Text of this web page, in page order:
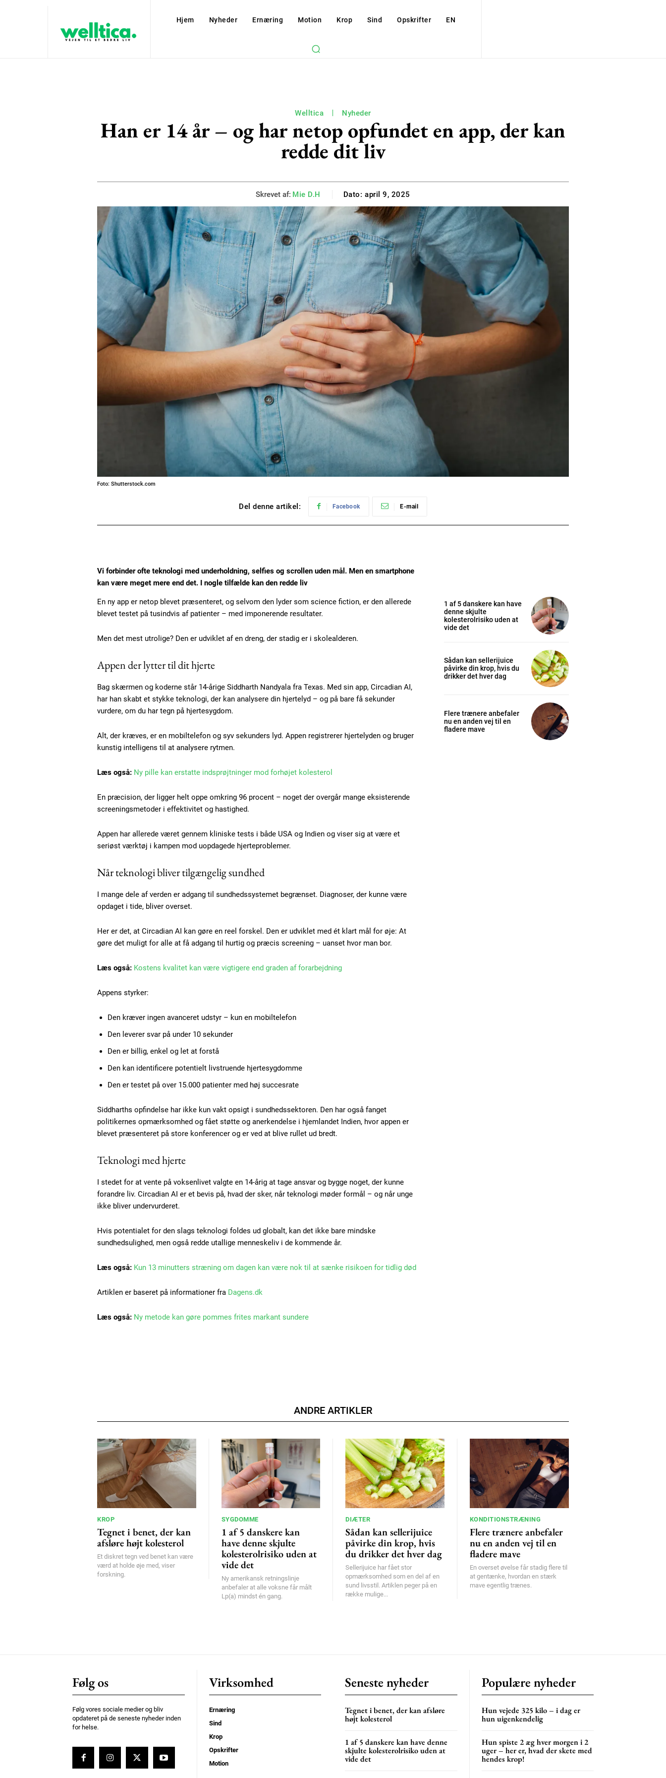
Subscription Plans
Free limited access
Etiam est nibh, lobortis sit
Ut mollis pellentesque tortor
Donec quis est ac felis
Orci varius natoque dolor
100DKK
Hjem Nyheder Ernæring Motion Krop Sind Opskrifter EN
Welltica Nyheder
Han er 14 år – og har netop opfundet en app, der kan
redde dit liv
Skrevet af: Mie D.H Dato: april 9, 2025
Foto: Shutterstock.com
Del denne artikel: Facebook E-mail
Vi forbinder ofte teknologi med underholdning, selfies og scrollen uden mål. Men en smartphone
kan være meget mere end det. I nogle tilfælde kan den redde liv
En ny app er netop blevet præsenteret, og selvom den lyder som science fiction, er den allerede
blevet testet på tusindvis af patienter – med imponerende resultater.
Men det mest utrolige? Den er udviklet af en dreng, der stadig er i skolealderen.
Appen der lytter til dit hjerte
Bag skærmen og koderne står 14-årige Siddharth Nandyala fra Texas. Med sin app, Circadian AI,
har han skabt et stykke teknologi, der kan analysere din hjertelyd – og på bare få sekunder
vurdere, om du har tegn på hjertesygdom.
Alt, der kræves, er en mobiltelefon og syv sekunders lyd. Appen registrerer hjertelyden og bruger
kunstig intelligens til at analysere rytmen.
Læs også: Ny pille kan erstatte indsprøjtninger mod forhøjet kolesterol
En præcision, der ligger helt oppe omkring 96 procent – noget der overgår mange eksisterende
screeningsmetoder i effektivitet og hastighed.
Appen har allerede været gennem kliniske tests i både USA og Indien og viser sig at være et
seriøst værktøj i kampen mod uopdagede hjerteproblemer.
Når teknologi bliver tilgængelig sundhed
I mange dele af verden er adgang til sundhedssystemet begrænset. Diagnoser, der kunne være
opdaget i tide, bliver overset.
Her er det, at Circadian AI kan gøre en reel forskel. Den er udviklet med ét klart mål for øje: At
gøre det muligt for alle at få adgang til hurtig og præcis screening – uanset hvor man bor.
Læs også: Kostens kvalitet kan være vigtigere end graden af forarbejdning
Appens styrker:
Den kræver ingen avanceret udstyr – kun en mobiltelefon
Den leverer svar på under 10 sekunder
Den er billig, enkel og let at forstå
Den kan identificere potentielt livstruende hjertesygdomme
Den er testet på over 15.000 patienter med høj succesrate
Siddharths opfindelse har ikke kun vakt opsigt i sundhedssektoren. Den har også fanget
politikernes opmærksomhed og fået støtte og anerkendelse i hjemlandet Indien, hvor appen er
blevet præsenteret på store konferencer og er ved at blive rullet ud bredt.
Teknologi med hjerte
I stedet for at vente på voksenlivet valgte en 14-årig at tage ansvar og bygge noget, der kunne
forandre liv. Circadian AI er et bevis på, hvad der sker, når teknologi møder formål – og når unge
ikke bliver undervurderet.
Hvis potentialet for den slags teknologi foldes ud globalt, kan det ikke bare mindske
sundhedsulighed, men også redde utallige menneskeliv i de kommende år.
Læs også: Kun 13 minutters stræning om dagen kan være nok til at sænke risikoen for tidlig død
Artiklen er baseret på informationer fra Dagens.dk
Læs også: Ny metode kan gøre pommes frites markant sundere
1 af 5 danskere kan have
denne skjulte
kolesterolrisiko uden at
vide det
Sådan kan sellerijuice
påvirke din krop, hvis du
drikker det hver dag
Flere trænere anbefaler
nu en anden vej til en
fladere mave
ANDRE ARTIKLER
KROP
Tegnet i benet, der kan
afsløre højt kolesterol
Et diskret tegn ved benet kan være
værd at holde øje med, viser
forskning.
SYGDOMME
1 af 5 danskere kan
have denne skjulte
kolesterolrisiko uden at
vide det
Ny amerikansk retningslinje
anbefaler at alle voksne får målt
Lp(a) mindst én gang.
DIÆTER
Sådan kan sellerijuice
påvirke din krop, hvis
du drikker det hver dag
Sellerijuice har fået stor
opmærksomhed som en del af en
sund livsstil. Artiklen peger på en
række mulige...
KONDITIONSTRÆNING
Flere trænere anbefaler
nu en anden vej til en
fladere mave
En overset øvelse får stadig flere til
at gentænke, hvordan en stærk
mave egentlig trænes.
Følg os
Følg vores sociale medier og bliv
opdateret på de seneste nyheder inden
for helse.
Virksomhed
Ernæring
Sind
Krop
Opskrifter
Motion
Seneste nyheder
Tegnet i benet, der kan afsløre
højt kolesterol
1 af 5 danskere kan have denne
skjulte kolesterolrisiko uden at
vide det
Populære nyheder
Hun vejede 325 kilo – i dag er
hun uigenkendelig
Hun spiste 2 æg hver morgen i 2
uger – her er, hvad der skete med
hendes krop!